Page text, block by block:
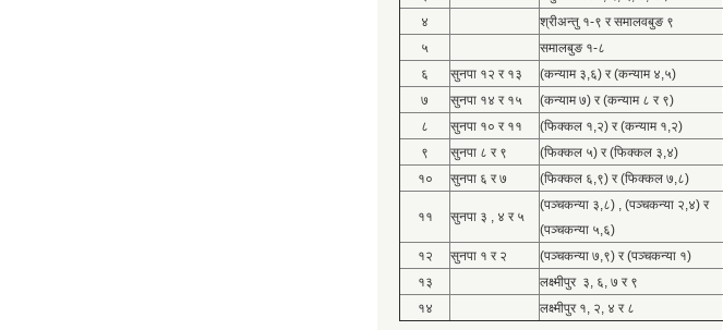
४
श्रीअन्तु १-९ र समालवबुङ ९
५
समालबुङ १-८
६
सुनपा १२ र १३
(कन्याम ३,६) र (कन्याम ४,५)
७
सुनपा १४ र १५
(कन्याम ७) र (कन्याम ८ र ९)
८
सुनपा १० र ११
(फिक्कल १,२) र (कन्याम १,२)
९
सुनपा ८ र ९
(फिक्कल ५) र (फिक्कल ३,४)
१०
सुनपा ६ र ७ (फिक्कल ६,९) र (फिक्कल ७,८)
११ सुनपा ३ , ४ र ५
(पञ्चकन्या ३,८) , (पञ्चकन्या २,४) र
(पञ्चकन्या ५,६)
१२
सुनपा १ र २
(पञ्चकन्या ७,९) र (पञ्चकन्या १)
१३
लक्ष्मीपुर ३, ६, ७ र ९
१४
लक्ष्मीपुर १, २, ४ र ८